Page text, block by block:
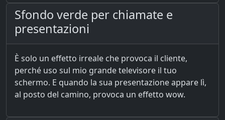
Sfondo verde per chiamate e
presentazioni
È solo un effetto irreale che provoca il cliente,
perché uso sul mio grande televisore il tuo
schermo. E quando la sua presentazione appare lì,
al posto del camino, provoca un effetto wow.